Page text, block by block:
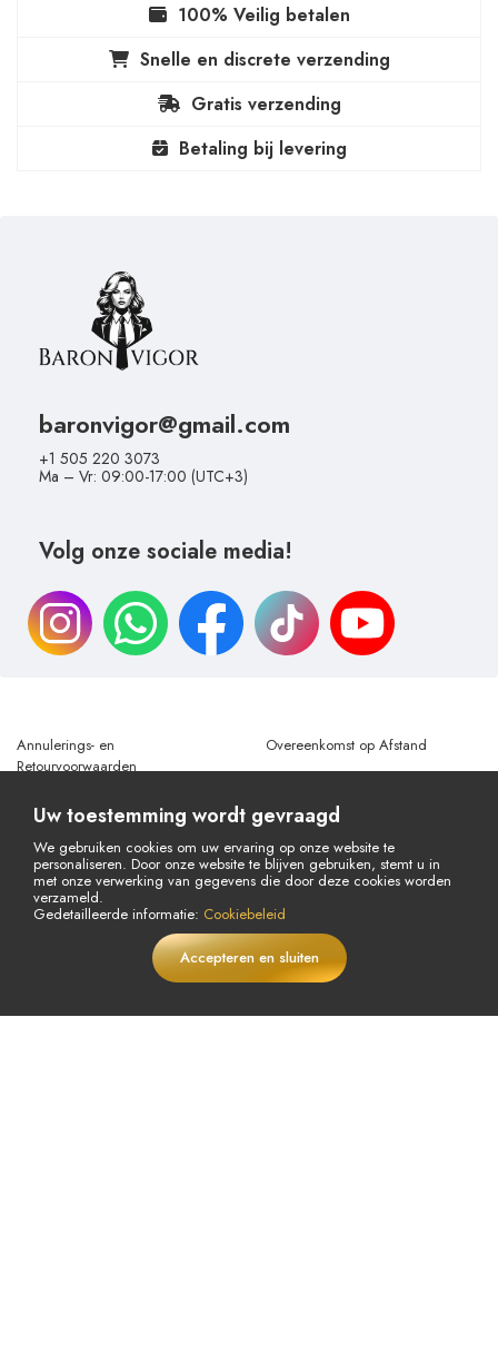
In winkelwagen
100% Veilig betalen
Snelle en discrete verzending
Gratis verzending
Betaling bij levering
baronvigor@gmail.com
+1 505 220 3073
Ma – Vr: 09:00-17:00 (UTC+3)
Volg onze sociale media!
Annulerings- en
Retourvoorwaarden
Overeenkomst op Afstand
Verklaring Gegevensbescherming
Cookiebeleid
Onze Bankrekeningen
Aanmelden
Inloggen
Wachtwoord vergeten
Uw toestemming wordt gevraagd
We gebruiken cookies om uw ervaring op onze website te
personaliseren. Door onze website te blijven gebruiken, stemt u in
met onze verwerking van gegevens die door deze cookies worden
verzameld.
Gedetailleerde informatie: Cookiebeleid
Accepteren en sluiten